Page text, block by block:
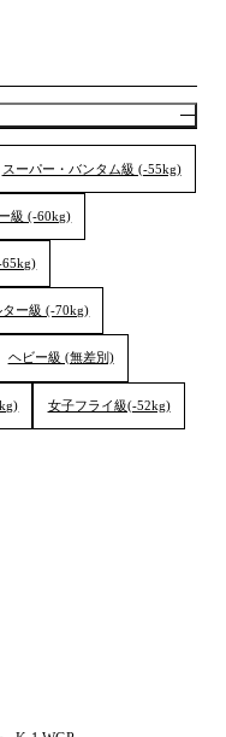
スーパー・バンタム級 (-55kg)
級 (-60kg)
65kg)
ー級 (-70kg)
ヘビー級 (無差別)
女子フライ級(-52kg)